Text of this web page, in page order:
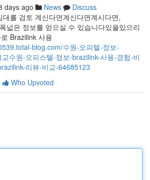
days ago News
Discuss
를 검토 계신다면계신다면계시다면,
넓은 정보를 얻으실 수 있습니다있을있으리
Brazilink 사용
blog.com/수원-오피텔-정보-
수원-오피스텔-정보-brazilink-사용-경험-비
리뷰-비교-64685123
Who Upvoted